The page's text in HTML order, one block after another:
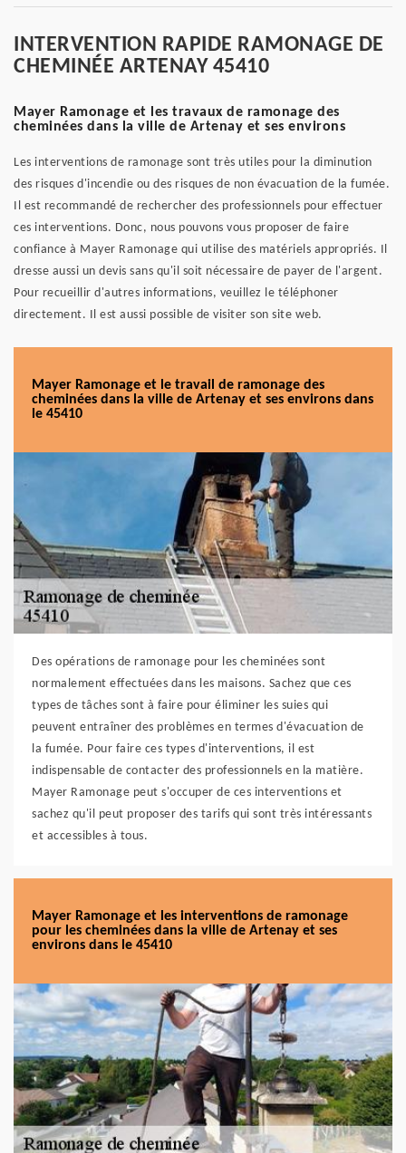
INTERVENTION RAPIDE RAMONAGE DE
CHEMINÉE ARTENAY 45410
Mayer Ramonage et les travaux de ramonage des
cheminées dans la ville de Artenay et ses environs
Les interventions de ramonage sont très utiles pour la diminution
des risques d'incendie ou des risques de non évacuation de la fumée.
Il est recommandé de rechercher des professionnels pour effectuer
ces interventions. Donc, nous pouvons vous proposer de faire
confiance à Mayer Ramonage qui utilise des matériels appropriés. Il
dresse aussi un devis sans qu'il soit nécessaire de payer de l'argent.
Pour recueillir d'autres informations, veuillez le téléphoner
directement. Il est aussi possible de visiter son site web.
Mayer Ramonage et le travail de ramonage des
cheminées dans la ville de Artenay et ses environs dans
le 45410
Des opérations de ramonage pour les cheminées sont
normalement effectuées dans les maisons. Sachez que ces
types de tâches sont à faire pour éliminer les suies qui
peuvent entraîner des problèmes en termes d'évacuation de
la fumée. Pour faire ces types d'interventions, il est
indispensable de contacter des professionnels en la matière.
Mayer Ramonage peut s'occuper de ces interventions et
sachez qu'il peut proposer des tarifs qui sont très intéressants
et accessibles à tous.
Mayer Ramonage et les interventions de ramonage
pour les cheminées dans la ville de Artenay et ses
environs dans le 45410